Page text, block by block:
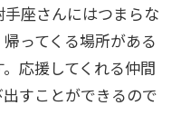
座さんにはつまらな
ってくる場所がある
応援してくれる仲間
すことができるので